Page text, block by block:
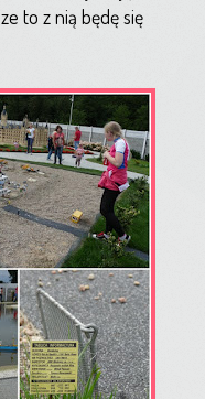
to z nią będę się